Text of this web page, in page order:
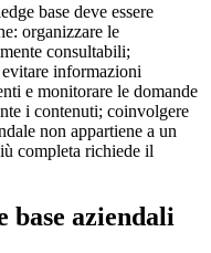
base deve essere
organizzare le
consultabili;
informazioni
e monitorare le domande
i contenuti; coinvolgere
non appartiene a un
completa richiede il
base aziendali